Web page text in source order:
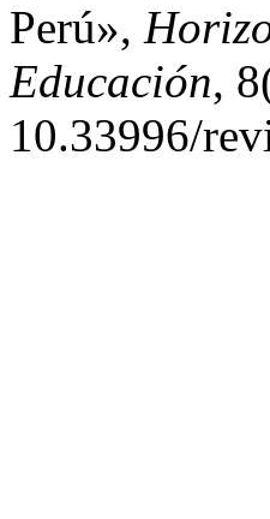
Perú»,
Educación,
10.33996/